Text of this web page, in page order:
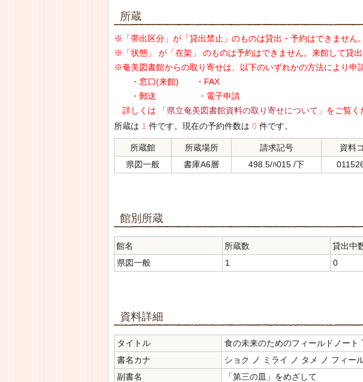
所蔵
※「帯出区分」が「貸出禁止」のものは貸出・予約はできません
※「状態」 が「在架」 のものは予約はできません。来館して貸出
※奄美図書館からの取り寄せは、以下のいずれかの方法により申
・窓口(来館) ・FAX
・郵送 ・電子申請
詳しくは
「県立奄美図書館資料の取り寄せについて」 をご覧く
所蔵は 1 件です。現在の予約件数は 0 件です。
所蔵館 所蔵場所 請求記号 資料
県図一般
書庫A6層 498.5/ﾊ015 /下
館別所蔵
館名 所蔵数 貸出中
県図一般
1 0
資料詳細
タイトル
食の未来のためのフィールドノート
書名カナ
ショク ノ ミライ ノ タメ ノ フィー
副書名
「第三の皿」をめざして